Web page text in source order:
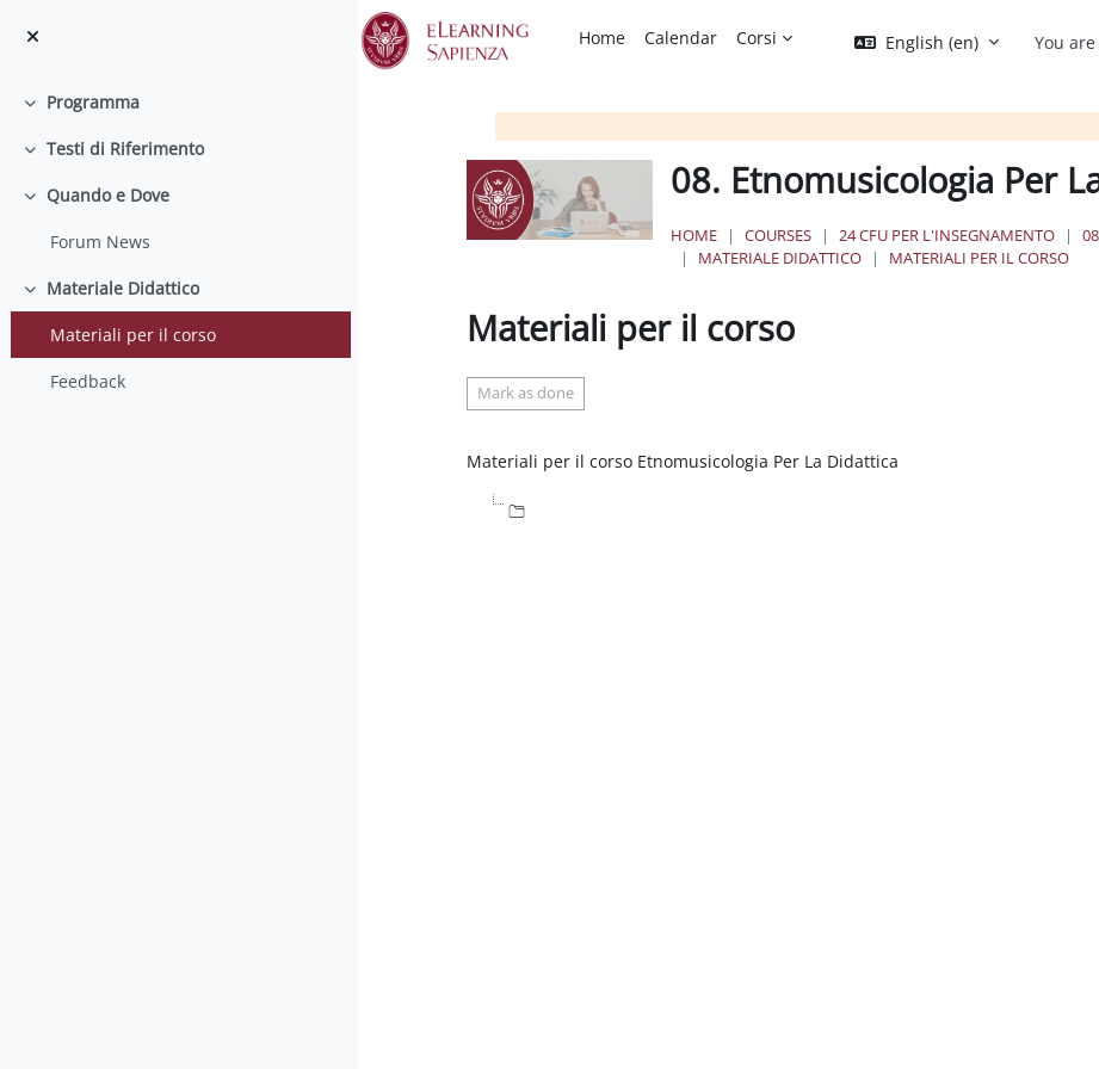
Home
Calendar Corsi English ‎(en)‎ You
Collapse
Programma
Collapse
Testi di Riferimento
Collapse
Quando e Dove
Forum News
Collapse
Materiale Didattico
Materiali per il corso
Feedback
08. Etnomusicologia Per
HOME COURSES 24 CFU PER L'INSEGNAMENTO
MATERIALE DIDATTICO
MATERIALI PER IL CORSO
Materiali per il corso
Mark as done
Materiali per il corso Etnomusicologia Per La Didattica